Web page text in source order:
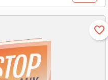
favorite_border